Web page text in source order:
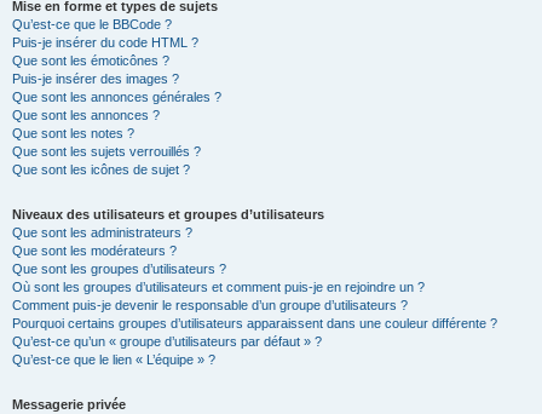
Mise en forme et types de sujets
Qu’est-ce que le BBCode ?
Puis-je insérer du code HTML ?
Que sont les émoticônes ?
Puis-je insérer des images ?
Que sont les annonces générales ?
Que sont les annonces ?
Que sont les notes ?
Que sont les sujets verrouillés ?
Que sont les icônes de sujet ?
Niveaux des utilisateurs et groupes d’utilisateurs
Que sont les administrateurs ?
Que sont les modérateurs ?
Que sont les groupes d’utilisateurs ?
Où sont les groupes d’utilisateurs et comment puis-je en rejoindre un ?
Comment puis-je devenir le responsable d’un groupe d’utilisateurs ?
Pourquoi certains groupes d’utilisateurs apparaissent dans une couleur différente ?
Qu’est-ce qu’un « groupe d’utilisateurs par défaut » ?
Qu’est-ce que le lien « L’équipe » ?
Messagerie privée